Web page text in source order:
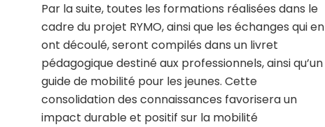
Par la suite, toutes les formations réalisées dans le
cadre du projet RYMO, ainsi que les échanges qui en
ont découlé, seront compilés dans un livret
pédagogique destiné aux professionnels, ainsi qu’un
guide de mobilité pour les jeunes. Cette
consolidation des connaissances favorisera un
impact durable et positif sur la mobilité